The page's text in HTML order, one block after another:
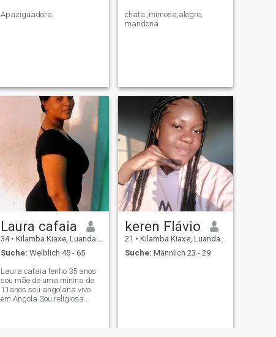
Apaziguadora
chata ,mimosa,alegre,
mandona
Laura cafaia
34 • Kilamba Kiaxe, Luanda, Angola
Suche: Weiblich 45 - 65
Laura cafaia tenho 35 anos
sou mãe de uma minina de
11anos sou angolana vivo
em Angola Sou religiosa
keren Flávio
21 • Kilamba Kiaxe, Luanda, Angola
Suche: Männlich 23 - 29